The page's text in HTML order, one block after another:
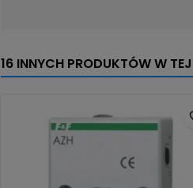
16 INNYCH PRODUKTÓW W